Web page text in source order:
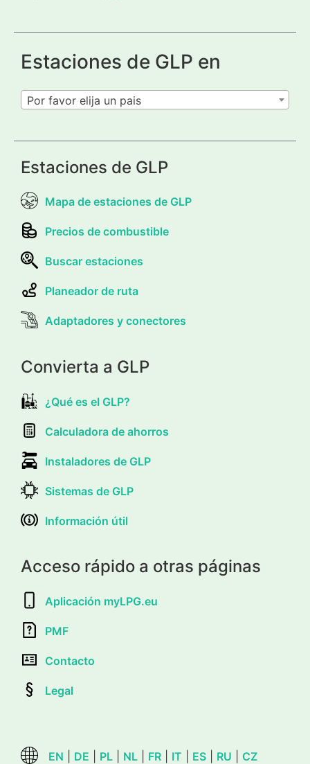
Estaciones de GLP en
Por favor elija un pais
Estaciones de GLP
Mapa de estaciones de GLP
Precios de combustible
Buscar estaciones
Planeador de ruta
Adaptadores y conectores
Convierta a GLP
¿Qué es el GLP?
Calculadora de ahorros
Instaladores de GLP
Sistemas de GLP
Información útil
Acceso rápido a otras páginas
Aplicación myLPG.eu
PMF
Contacto
Legal
EN DE PL NL FR IT ES RU CZ